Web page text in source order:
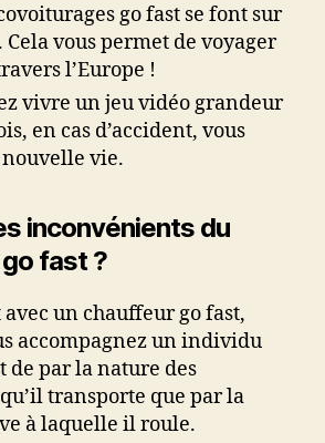
go fast se font sur
vous permet de voyager
l’Europe !
vivre un jeu vidéo grandeur
en cas d’accident, vous
nouvelle vie.
inconvénients du
fast ?
un chauffeur go fast,
accompagnez un individu
de par la nature des
transporte que par la
à laquelle il roule.